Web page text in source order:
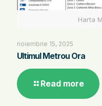
Harta
noiembrie 15, 2025
Ultimul Metrou Ora
Read more